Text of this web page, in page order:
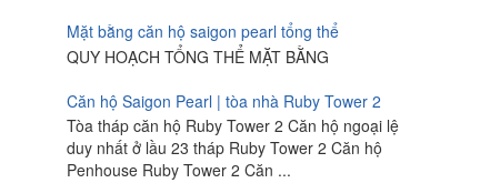
Mặt bằng căn hộ saigon pearl tổng thể
QUY HOẠCH TỔNG THỂ MẶT BẰNG
Căn hộ Saigon Pearl | tòa nhà Ruby Tower 2
Tòa tháp căn hộ Ruby Tower 2 Căn hộ ngoại lệ
duy nhất ở lầu 23 tháp Ruby Tower 2 Căn hộ
Penhouse Ruby Tower 2 Căn ...